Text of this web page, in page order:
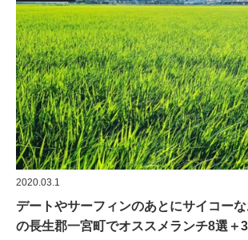
2020.03.1
デートやサーフィンのあとにサイコー
の長生郡一宮町でオススメランチ8選＋